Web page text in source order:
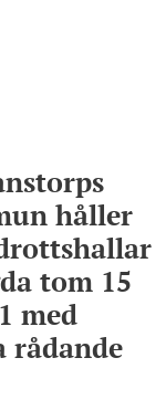
håller
tom 15
med
rådande